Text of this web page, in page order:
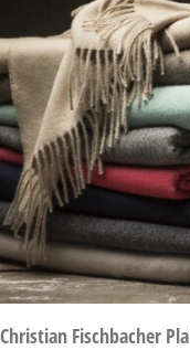
Christian Fischbacher